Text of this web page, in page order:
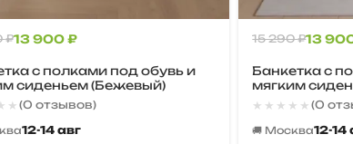
с полками под обувь и
сиденьем (Бежевый)
₽13 900₽
(0 отзывов)
12-14 авг
Банкетка с
мягким
15 290₽13
★★★★★
★★★★★(0
🚚 Москва12-14